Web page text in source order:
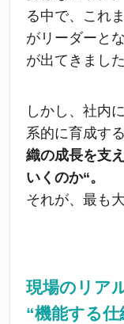
る中で、これ
がリーダーと
が出てきました
しかし、社内
系的に育成す
織の成長を支
いくのか“。
それが、最も
現場のリア
“機能する